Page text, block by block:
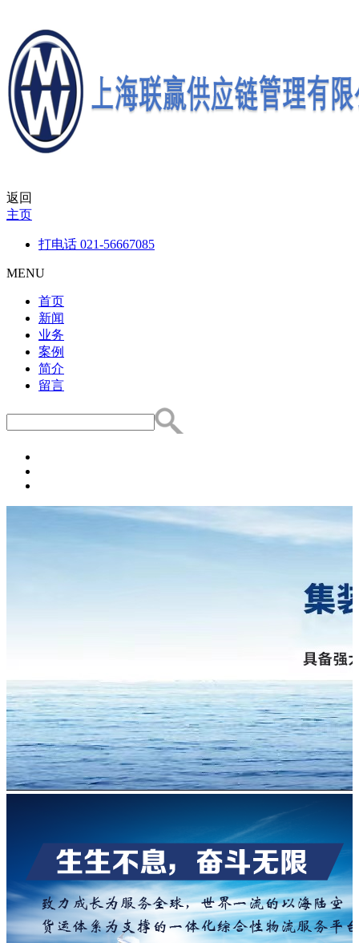
返回
主页
打电话 021-56667085
MENU
首页
新闻
业务
案例
简介
留言